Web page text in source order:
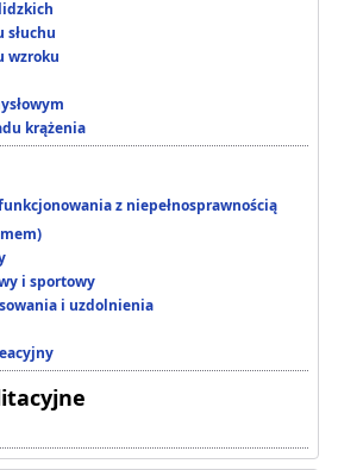
słuchu
wzroku
krążenia
z niepełnosprawnością
i sportowy
i uzdolnienia